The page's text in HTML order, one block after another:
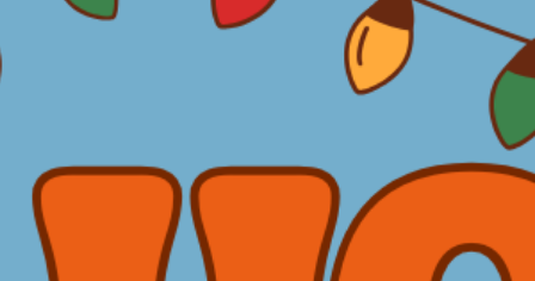
NÄE JA KOE
VIIHDY SAIMAALLA
YHTEISTYÖ­KUMPPANEILLE